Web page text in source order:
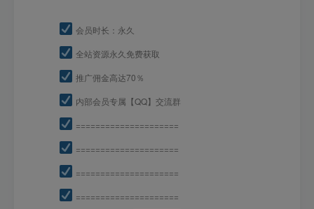
会员时长：永久
全站资源永久免费获取
推广佣金高达70％
内部会员专属【QQ】交流群
=====================
=====================
=====================
=====================